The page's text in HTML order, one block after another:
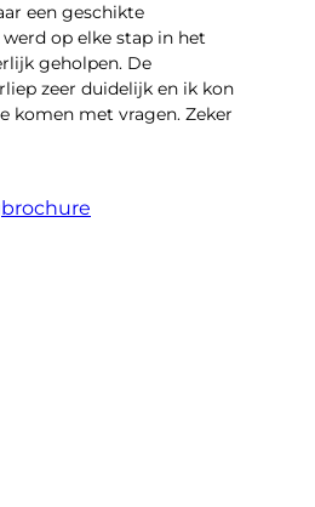
een geschikte
op elke stap in het
geholpen. De
zeer duidelijk en ik kon
komen met vragen. Zeker